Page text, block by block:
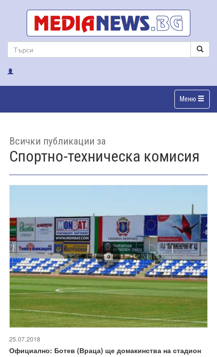
Меню
Всички публикации за
Спортно-техническа комисия
25.07.2018
Официално: Ботев (Враца) ще домакинства на стадион